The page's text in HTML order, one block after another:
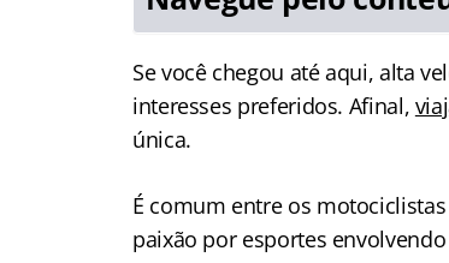
Se você chegou até aqui, alta
interesses preferidos. Afinal,
única.
É comum entre os
paixão por esportes